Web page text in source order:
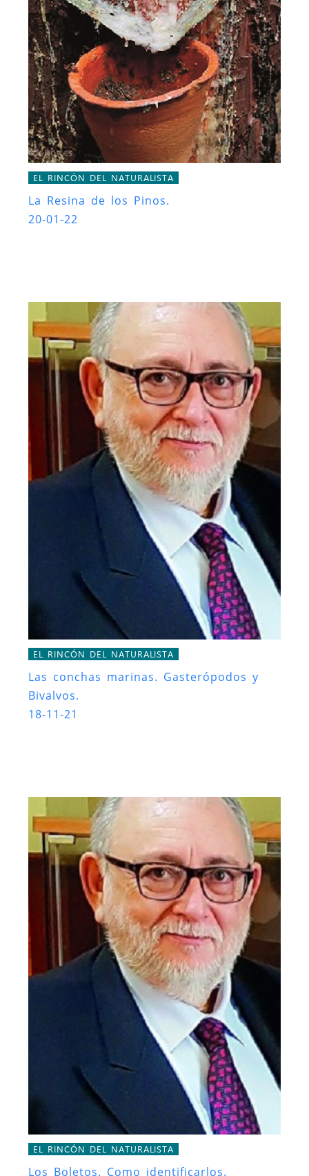
EL RINCÓN DEL NATURALISTA
La Resina de los Pinos.
20-01-22
EL RINCÓN DEL NATURALISTA
Las conchas marinas. Gasterópodos y
Bivalvos.
18-11-21
EL RINCÓN DEL NATURALISTA
Los Boletos. Como identificarlos.